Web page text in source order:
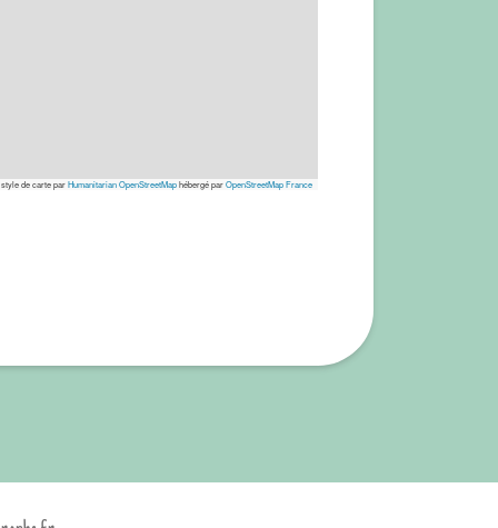
de carte parHumanitarian OpenStreetMaphébergé parOpenStreetMap France